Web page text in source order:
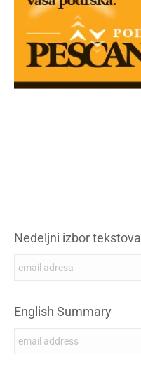
Nedeljni izbor tekstova
English Summary